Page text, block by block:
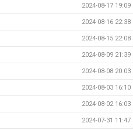
2024-08-17 19:09
2024-08-16 22:38
2024-08-15 22:08
2024-08-09 21:39
2024-08-08 20:03
2024-08-03 16:10
2024-08-02 16:03
2024-07-31 11:47